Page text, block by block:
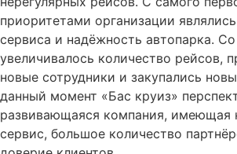
приоритетами организации
сервиса и надёжность автопарка.
увеличивалось количество рейсов,
новые сотрудники и закупались
данный момент «Бас круиз»
развивающаяся компания, имеющая
сервис, большое количество